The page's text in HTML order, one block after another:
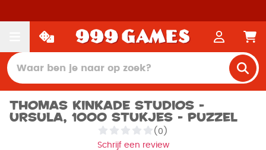
Thomas Kinkade Studios -
Ursula, 1000 stukjes - Puzzel
(0)
Schrijf een review